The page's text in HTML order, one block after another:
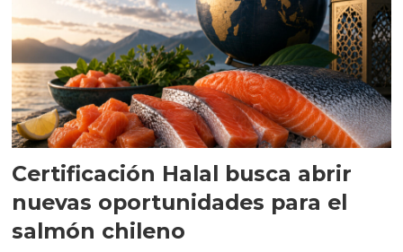
Certificación Halal busca abrir
nuevas oportunidades para el
salmón chileno